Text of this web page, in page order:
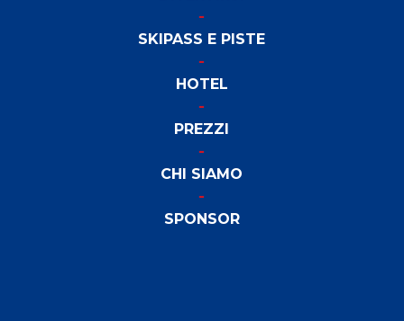
SKIPASS E PISTE
HOTEL
PREZZI
CHI SIAMO
SPONSOR